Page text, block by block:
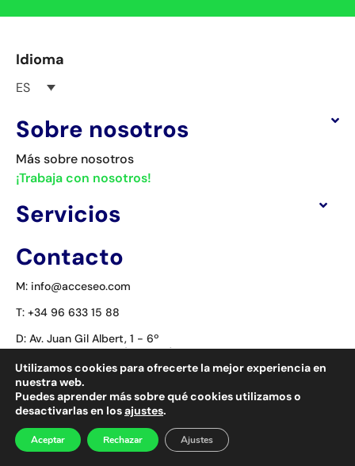
Idioma
ES
Sobre nosotros
Más sobre nosotros
¡Trabaja con nosotros!
Servicios
Contacto
M: info@acceseo.com
T: +34 96 633 15 88
D: Av. Juan Gil Albert, 1 - 6º
03804 Alcoy / Alcoi (Alicante) SPAIN
Utilizamos cookies para ofrecerte la mejor experiencia en
nuestra web.
Puedes aprender más sobre qué cookies utilizamos o
desactivarlas en losajustes.
Aceptar Rechazar Ajustes